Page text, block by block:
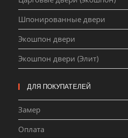
Шпонированные двери
Экошпон двери
Экошпон двери (Элит)
ДЛЯ ПОКУПАТЕЛЕЙ
Замер
Оплата